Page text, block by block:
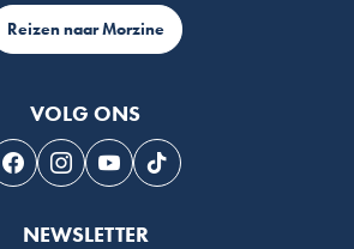
Reizen naar Morzine
VOLG ONS
Volg ons op Facebook
Volg ons op Instagram
Volg ons op Youtube
Volg ons op Tiktok
NEWSLETTER